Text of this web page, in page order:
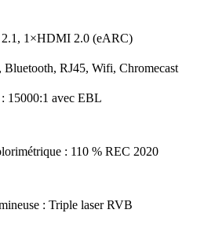
1×HDMI 2.0 (eARC)
RJ45, Wifi, Chromecast
15000:1 avec EBL
: 110 % REC 2020
: Triple laser RVB